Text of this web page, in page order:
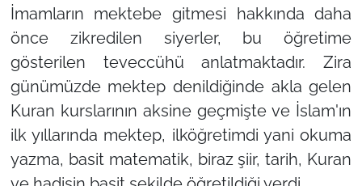
İmamların mektebe gitmesi hakkında daha
önce zikredilen siyerler, bu öğretime
gösterilen teveccühü anlatmaktadır. Zira
günümüzde mektep denildiğinde akla gelen
Kuran kurslarının aksine geçmişte ve İslam'ın
ilk yıllarında mektep, ilköğretimdi yani okuma
yazma, basit matematik, biraz şiir, tarih, Kuran